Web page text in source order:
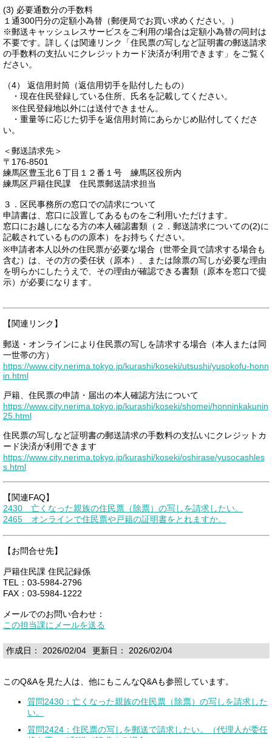
(3) 必要通数分の手数料
１通300円分の定額小為替（郵便局でお買い求めください。）
※郵送キャッシュレスサービスをご利用の場合は定額小為替の同封は
不要です。詳しくは関連リンク「住民票の写しなど証明書の郵送請求
の手数料の支払いにクレジットカード決済が利用できます」をご覧く
ださい。
（4） 返信用封筒（返信用切手を貼付したもの）
・現在住民登録している住所、氏名を記載してください。
※住民登録地以外には送付できません。
・重量等に応じた切手を返信用封筒にあらかじめ貼付してくださ
い。
＜郵送請求先＞
〒176-8501
練馬区豊玉北６丁目１２番１号 練馬区役所内
練馬区戸籍住民課 住民票郵送請求担当
３．区民事務所の窓口での請求について
申請書は、窓口に設置してあるものをご利用いただけます。
窓口にお越しになる方の本人確認書類（２．郵送請求についての(2)に
記載されているものの原本）をお持ちください。
※申請者本人以外の住民票が必要な場合（世帯全員で請求する場合も
含む）は、その方の委任状（原本）、または除票の写しが必要な理由
を明らかにしたうえで、その理由が確認できる書類（原本を窓口で提
示）が必要になります。
【関連リンク】
郵送・オンラインにより住民票の写しを請求する場合（本人または同
一世帯の方）
https://www.city.nerima.tokyo.jp/kurashi/koseki/utsushi/yusokofu-honn
in.html
戸籍、住民票の申請・届出の本人確認方法について
https://www.city.nerima.tokyo.jp/kurashi/koseki/shomei/honninkakunin
25.html
住民票の写しなど証明書の郵送請求の手数料の支払いにクレジットカ
ード決済が利用できます
https://www.city.nerima.tokyo.jp/kurashi/koseki/oshirase/yusocashles
s.html
【関連FAQ】
2430 亡くなった親族の住民票（除票）の写しを請求したい。
2465 オンラインで住民票や戸籍の証明書をとれますか。
【お問合せ先】
戸籍住民課 住民記録係
TEL：03-5984-2796
FAX：03-5984-1222
メールでのお問い合わせ：
この担当課にメールを送る
作成日： 2026/02/04 更新日： 2026/02/04
このQ&Aを見た人は、他にもこんなQ&Aも参照しています。
質問2430：亡くなった親族の住民票（除票）の写しを請求した
い。
質問2424：住民票の写しを郵送で請求したい。（代理人が委任